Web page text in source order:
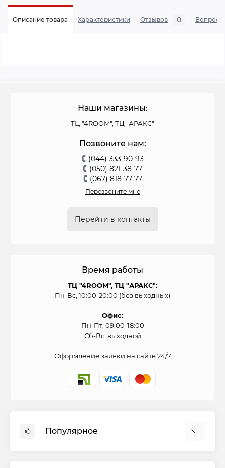
Описание товара Характеристики Отзывов 0 Вопросы
Наши магазины:
ТЦ "4ROOM", ТЦ "АРАКС"
Позвоните нам:
(044) 333-90-93
(050) 821-38-77
(067) 818-77-77
Перезвоните мне
Перейти в контакты
Время работы
ТЦ "4ROOM", ТЦ "АРАКС":
Пн-Вс, 10:00-20:00 (без выходных)
Офис:
Пн-Пт, 09:00-18:00
Сб-Вс, выходной
Оформление заявки на сайте 24/7
Популярное